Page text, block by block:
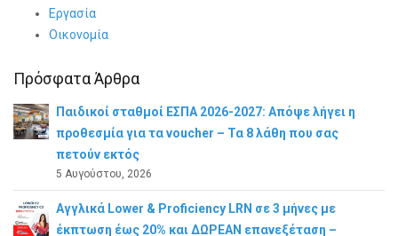
Εργασία
Οικονομία
Πρόσφατα Άρθρα
Παιδικοί σταθμοί ΕΣΠΑ 2026-2027: Απόψε λήγει η
προθεσμία για τα voucher – Τα 8 λάθη που σας
πετούν εκτός
5 Αυγούστου, 2026
Αγγλικά Lower & Proficiency LRN σε 3 μήνες με
έκπτωση έως 20% και ΔΩΡΕΑΝ επανεξέταση –